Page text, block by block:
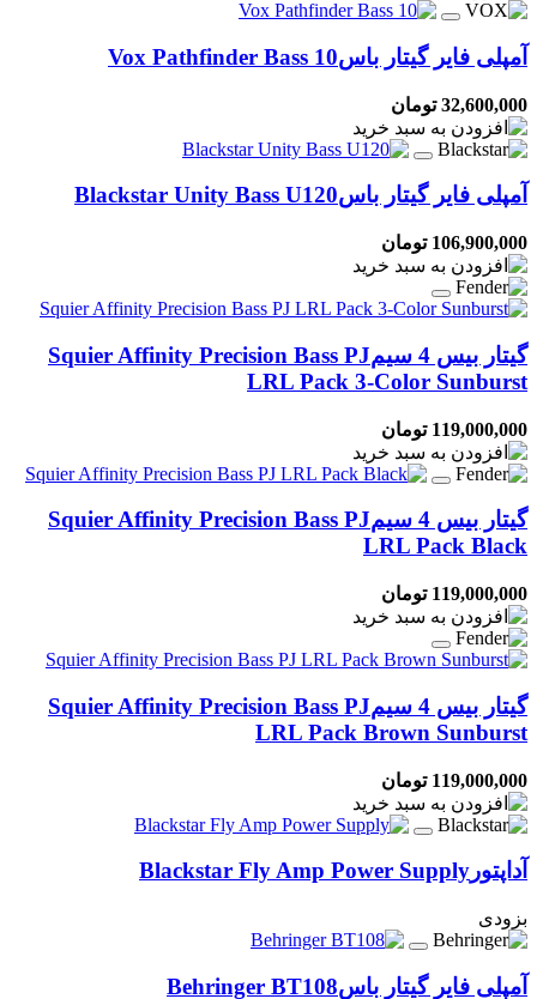
آمپلی فایر گیتار باسVox Pathfinder Bass 10
32,600,000 تومان
آمپلی فایر گیتار باسBlackstar Unity Bass U120
106,900,000 تومان
گیتار بیس 4 سیم
Squier Affinity Precision Bass PJ
LRL Pack 3-Color Sunburst
119,000,000 تومان
گیتار بیس 4 سیم
Squier Affinity Precision Bass PJ
LRL Pack Black
119,000,000 تومان
گیتار بیس 4 سیم
Squier Affinity Precision Bass PJ
LRL Pack Brown Sunburst
119,000,000 تومان
آداپتور Blackstar Fly Amp Power Supply
بزودی
آمپلی فایر گیتار باسBehringer BT108